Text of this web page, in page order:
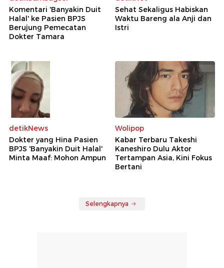
Komentari 'Banyakin Duit
Halal' ke Pasien BPJS
Berujung Pemecatan
Dokter Tamara
Sehat Sekaligus Habiskan
Waktu Bareng ala Anji dan
Istri
detikNews
Dokter yang Hina Pasien
BPJS 'Banyakin Duit Halal'
Minta Maaf: Mohon Ampun
Wolipop
Kabar Terbaru Takeshi
Kaneshiro Dulu Aktor
Tertampan Asia, Kini Fokus
Bertani
Selengkapnya